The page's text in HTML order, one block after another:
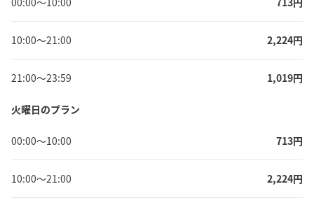
10:00〜21:00 2,224円
21:00〜23:59 1,019円
火曜日のプラン
00:00〜10:00 713円
10:00〜21:00 2,224円